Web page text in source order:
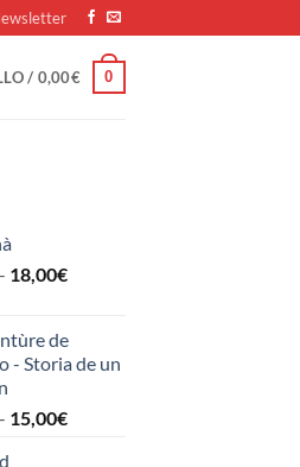
/ 0,00€ 0
- 18,00€Fascia
da
8,99€
18,00€
de
- Storia de un
- 15,00€Fascia